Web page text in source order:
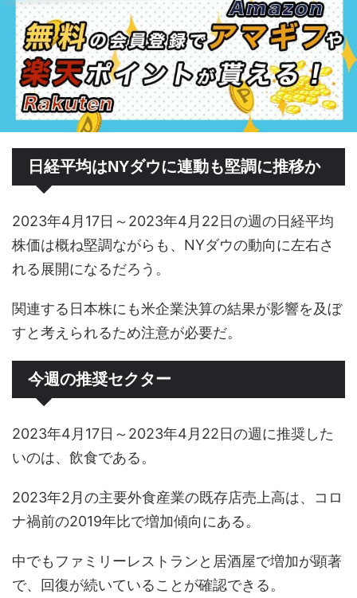
日経平均はNYダウに連動も堅調に推移か
2023年4月17日～2023年4月22日の週の日経平均
株価は概ね堅調ながらも、NYダウの動向に左右さ
れる展開になるだろう。
関連する日本株にも米企業決算の結果が影響を及ぼ
すと考えられるため注意が必要だ。
今週の推奨セクター
2023年4月17日～2023年4月22日の週に推奨した
いのは、飲食である。
2023年2月の主要外食産業の既存店売上高は、コロ
ナ禍前の2019年比で増加傾向にある。
中でもファミリーレストランと居酒屋で増加が顕著
で、回復が続いていることが確認できる。